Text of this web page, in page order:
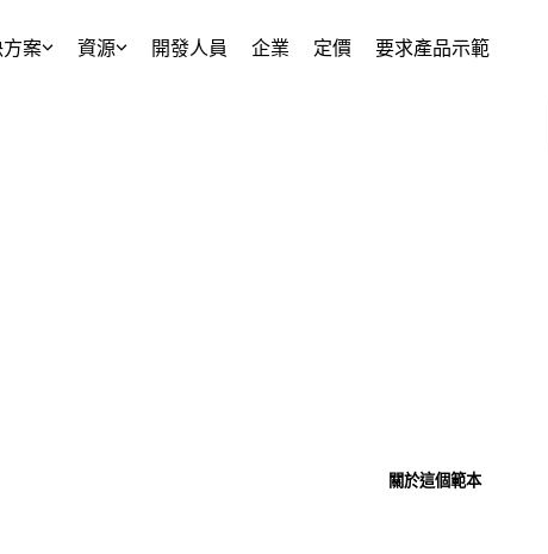
案 資源 開發人員 企業 定價 要求產品示範
關於這個範本